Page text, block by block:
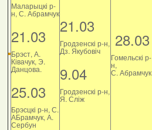
Маларыцкі р-
н, С. Абрамчук
21.03
Брэст, А.
Ківачук, Э.
Данцова.
25.03
Брэсцкі р-н, С.
АБрамчук, А.
Сербун
21.03
Гродзенскі р-н,
Дз. Якубовіч
9.04
Гродзенскі р-н,
Я. Сліж
28.03
Гомельскі р-
н,
С. Абрамчук